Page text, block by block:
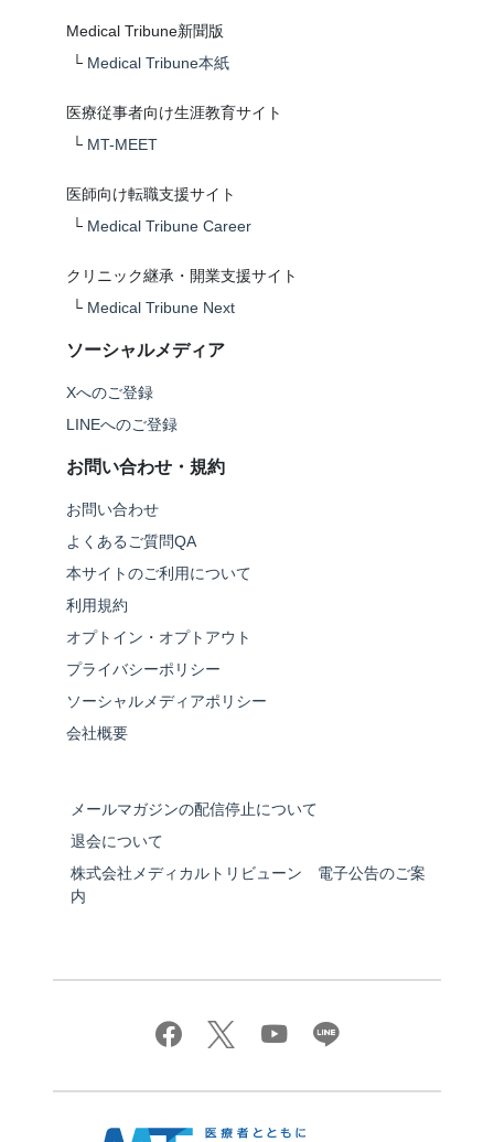
Medical Tribune新聞版
└ Medical Tribune本紙
医療従事者向け生涯教育サイト
└ MT-MEET
医師向け転職支援サイト
└ Medical Tribune Career
クリニック継承・開業支援サイト
└ Medical Tribune Next
ソーシャルメディア
Xへのご登録
LINEへのご登録
お問い合わせ・規約
お問い合わせ
よくあるご質問QA
本サイトのご利用について
利用規約
オプトイン・オプトアウト
プライバシーポリシー
ソーシャルメディアポリシー
会社概要
メールマガジンの配信停止について
退会について
株式会社メディカルトリビューン 電子公告のご案
内